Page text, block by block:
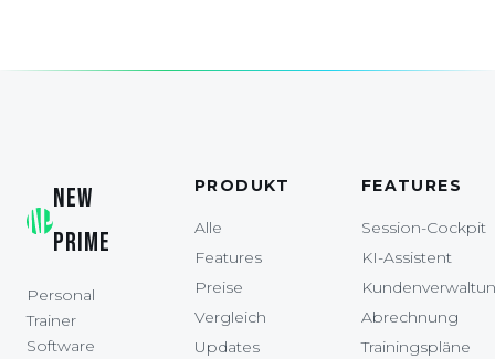
NEW
PRIME
Personal
Trainer
Software
PRODUKT
Alle
Features
Preise
Vergleich
Updates
FEATURES
Session-Cockpit
KI-Assistent
Abrechnung
Trainingspläne